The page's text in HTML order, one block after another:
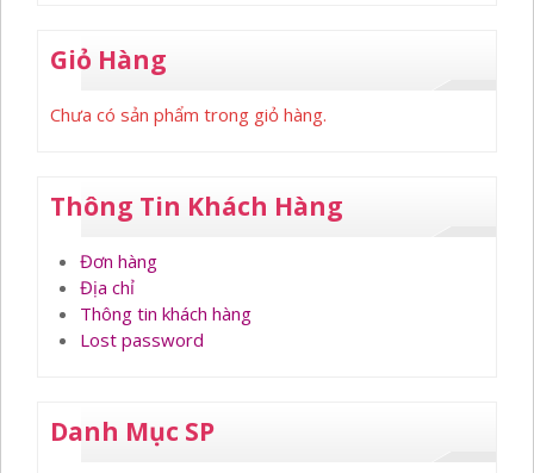
Giỏ Hàng
Chưa có sản phẩm trong giỏ hàng.
Thông Tin Khách Hàng
Đơn hàng
Địa chỉ
Thông tin khách hàng
Lost password
Danh Mục SP